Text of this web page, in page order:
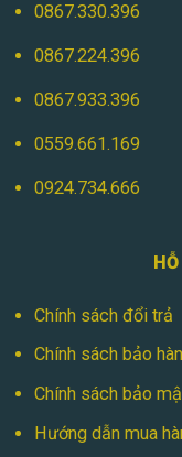
0867.330.396
0867.224.396
0867.933.396
0559.661.169
0924.734.666
Chính sách đổi trả
Chính sách bảo
Chính sách bảo
Hướng dẫn mua